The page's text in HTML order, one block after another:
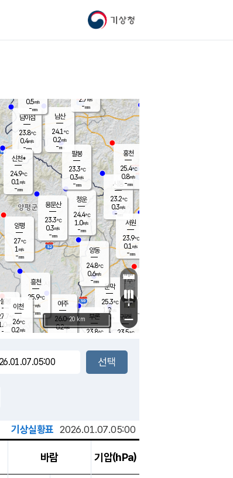
기상청
문막
25.3℃
1.0m/s
mm
남이섬
23.8℃
0.4m/s
-mm
부론
23.8℃
남산
24.1℃
0.2m/s
-mm
청운
24.4℃
1.0m/s
-mm
팔봉
23.3℃
0.3m/s
-mm
여주
26.0℃
0.2m/s
양동
24.8℃
0.6m/s
-mm
장호원
0.5m/s
-mm
신천*
24.9℃
0.1 m/s
-mm
흥천
25.9℃
-m/s
-mm
설봉
- mm
시동
23.2℃
0.3m/s
- mm
귀래
23.5℃
서원
23.9℃
0.1 m/s
-mm
용문산
23.3℃
0.3m/s
-mm
홍천
25.4℃
0.8m/s
-mm
이천
26℃
0.2m/s
양평
27℃
1 m/s
-mm
2.7 m/s
-mm
+
−
20 km
기상실황표 2026.01.07.05:00
바람 기압(hPa)